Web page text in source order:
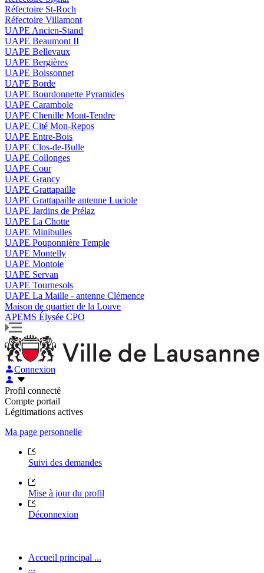
Réfectoire St-Roch
Réfectoire Villamont
UAPE Ancien-Stand
UAPE Beaumont II
UAPE Bellevaux
UAPE Bergières
UAPE Boissonnet
UAPE Borde
UAPE Bourdonnette Pyramides
UAPE Carambole
UAPE Chenille Mont-Tendre
UAPE Cité Mon-Repos
UAPE Entre-Bois
UAPE Clos-de-Bulle
UAPE Collonges
UAPE Cour
UAPE Grancy
UAPE Grattapaille
UAPE Grattapaille antenne Luciole
UAPE Jardins de Prélaz
UAPE La Chotte
UAPE Minibulles
UAPE Pouponnière Temple
UAPE Montelly
UAPE Montoie
UAPE Servan
UAPE Tournesols
UAPE La Maille - antenne Clémence
Maison de quartier de la Louve
APEMS Élysée CPO
Connexion
Profil connecté
Compte portail
Légitimations actives
Ma page personnelle
Suivi des demandes
Mise à jour du profil
Déconnexion
Accueil principal ...
...